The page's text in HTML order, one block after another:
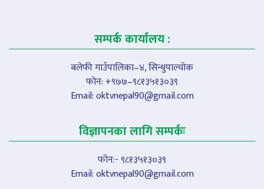
सम्पर्क कार्यालय :
बलेफी गाउँपालिका–४, सिन्धुपाल्चोक
फोन: +९७७–९८१३५१३०३९
Email:oktvnepal90@gmail.com
विज्ञापनका लागि सम्पर्कः
फोन:- ९८१३५१३०३९
Email:oktvnepal90@gmail.com